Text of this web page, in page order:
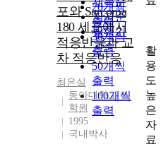
저자순
발행기
관순
20개씩
출력
30개씩
출력
50개씩
출력
100개씩
출력
포와 Sarcoma
180 세포에서
적응반응과 교
차 적응반응
최은실
동아대학교 대
학원
1995
국내박사
활
용
도
높
은
자
료